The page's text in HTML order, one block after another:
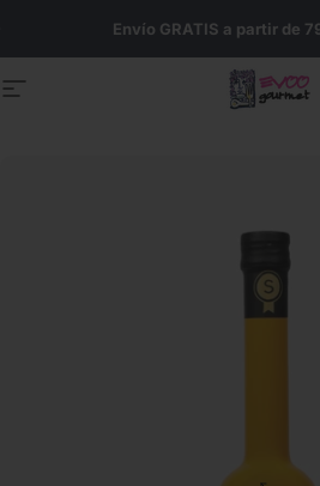
Envío GRATIS a partir de
Navegación Evoo